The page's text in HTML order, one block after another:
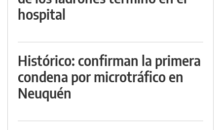
hospital
Histórico: confirman la primera
condena por microtráfico en
Neuquén